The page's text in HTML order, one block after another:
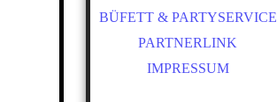
BÜFETT & PARTYSERVICE
PARTNERLINK
IMPRESSUM